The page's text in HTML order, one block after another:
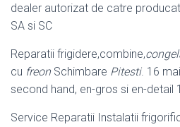
dealer autorizat de catre
SA si SC
Reparatii frigidere,combine,
cu freonSchimbare Pitesti. 16
second hand, en-gros si en-detail
Service Reparatii Instalatii